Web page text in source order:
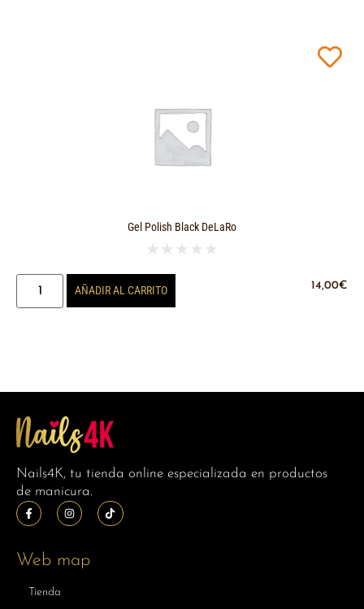
Gel Polish Black DeLaRo
★ ★ ★ ★ ★
14,00€
AÑADIR AL CARRITO
Nails4K, tu tienda online especializada en productos
de manicura.
Web map
Tienda